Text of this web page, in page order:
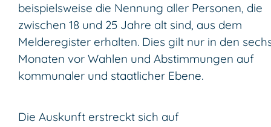
beispielsweise die Nennung aller Personen, die
zwischen 18 und 25 Jahre alt sind, aus dem
Melderegister erhalten. Dies gilt nur in den
Monaten vor Wahlen und Abstimmungen auf
kommunaler und staatlicher Ebene.
Die Auskunft erstreckt sich auf